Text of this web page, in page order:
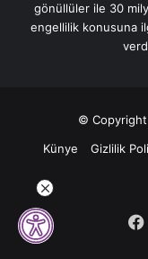
gönüllüler ile 30
engellilik konusuna
© Copyright
Künye
Gizlilik